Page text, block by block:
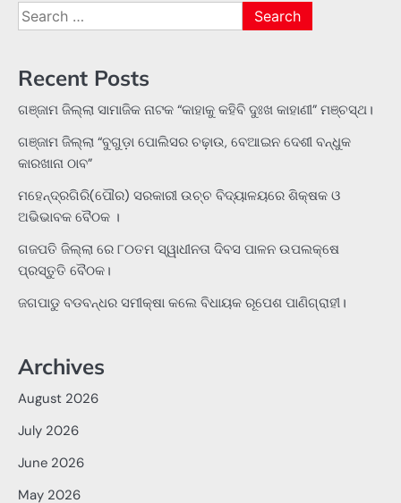
Search
for:
Recent Posts
ଗଞ୍ଜାମ ଜିଲ୍ଲା ସାମାଜିକ ନାଟକ “କାହାକୁ କହିବି ଦୁଃଖ କାହାଣୀ” ମଞ୍ଚସ୍ଥ।
ଗଞ୍ଜାମ ଜିଲ୍ଲା “ବୁଗୁଡ଼ା ପୋଲିସର ଚଢ଼ାଉ, ବେଆଇନ ଦେଶୀ ବନ୍ଧୁକ
କାରଖାନା ଠାବ”
ମହେନ୍ଦ୍ରଗିରି(ପୌର) ସରକାରୀ ଉଚ୍ଚ ବିଦ୍ୟାଳୟରେ ଶିକ୍ଷକ ଓ
ଅଭିଭାବକ ବୈଠକ ।
ଗଜପତି ଜିଲ୍ଲା ରେ ୮୦ତମ ସ୍ୱାଧୀନତା ଦିବସ ପାଳନ ଉପଲକ୍ଷେ
ପ୍ରସ୍ତୁତି ବୈଠକ।
ଜଗପାଡୁ ବଡବନ୍ଧର ସମୀକ୍ଷା କଲେ ବିଧାୟକ ରୂପେଶ ପାଣିଗ୍ରାହୀ।
Archives
August 2026
July 2026
June 2026
May 2026